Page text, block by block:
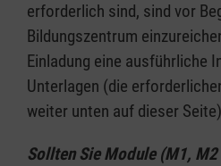
erforderlich sind, sind vor
Bildungszentrum
Einladung eine ausführliche
Unterlagen (die
weiter unten auf dieser
Sollten Sie Module (M1,